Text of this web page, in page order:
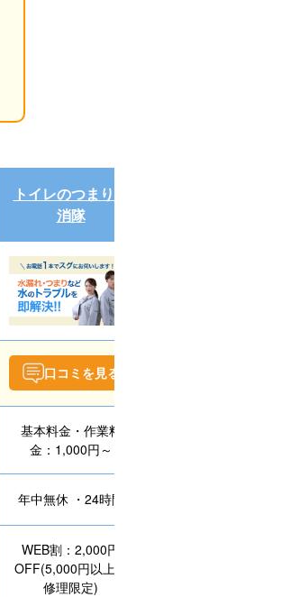
トイレのつまり解
消隊
口コミを見る
基本料金・作業料
金：1,000円～
年中無休 ・24時間
WEB割：2,000円
OFF(5,000円以上の
修理限定)